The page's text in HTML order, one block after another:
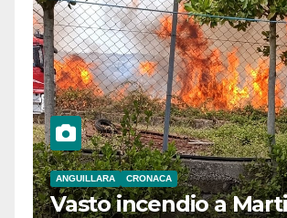
ANGUILLARA CRONACA
Vasto incendio a